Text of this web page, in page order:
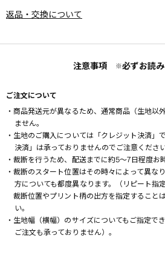
返品・交換について
注意事項 ※必ずお読
ご注文について
・商品発送元が異なるため、通常商品（生地以
ません。
・生地のご購入については「クレジット決済」
決済」は承っておりませんのでご注意ください
・裁断を行うため、配送までに約5～7日程度お
・裁断のスタート位置はその時々によって異な
方についても都度異なります。（リピート指
裁断位置やプリント柄の出方を指定すること
い。
・生地幅（横幅）のサイズについてもご指定で
ご注文も承っておりません）。